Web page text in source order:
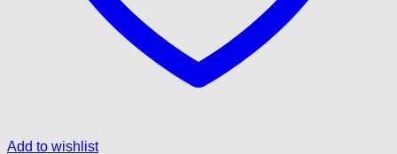
Add to wishlist